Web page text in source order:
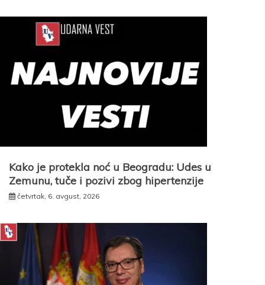
Kako je protekla noć u Beogradu: Udes u
Zemunu, tuče i pozivi zbog hipertenzije
četvrtak, 6. avgust, 2026